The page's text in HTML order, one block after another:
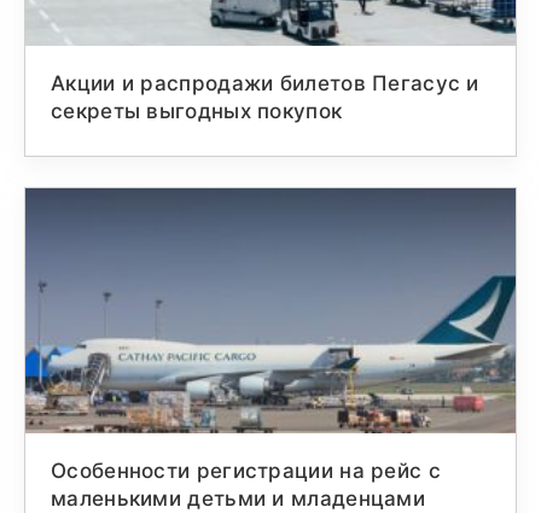
Акции и распродажи билетов Пегасус и
секреты выгодных покупок
Особенности регистрации на рейс с
маленькими детьми и младенцами